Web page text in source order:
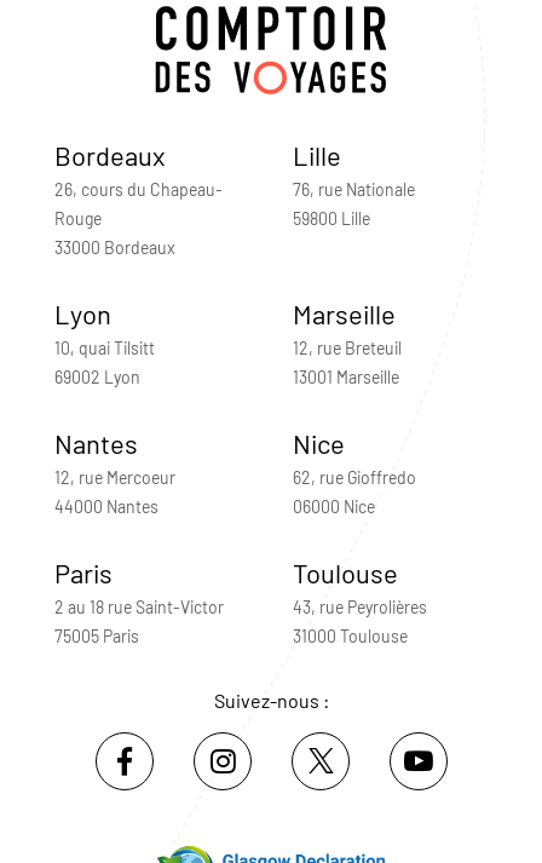
Bordeaux
26, cours du Chapeau-
Rouge
33000 Bordeaux
Lille
76, rue Nationale
59800 Lille
Lyon
10, quai Tilsitt
69002 Lyon
Marseille
12, rue Breteuil
13001 Marseille
Nantes
12, rue Mercoeur
44000 Nantes
Nice
62, rue Gioffredo
06000 Nice
Paris
2 au 18 rue Saint-Victor
75005 Paris
Toulouse
43, rue Peyrolières
31000 Toulouse
Suivez-nous :